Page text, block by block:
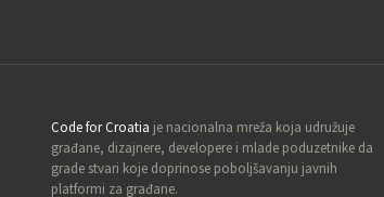
Code for Croatia je nacionalna mreža koja udružuje
građane, dizajnere, developere i mlade poduzetnike da
grade stvari koje doprinose poboljšavanju javnih
platformi za građane.